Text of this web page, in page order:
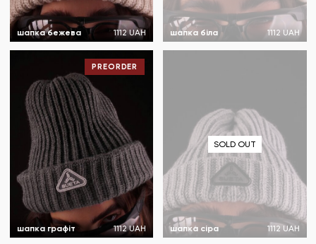
шапка бежева 1112 UAH шапка біла 1112 UAH
PREORDER
шапка графіт 1112 UAH
SOLD OUT
шапка сіра 1112 UAH